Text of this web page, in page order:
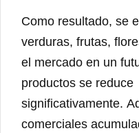
Como resultado, se
verduras, frutas,
el mercado en un
productos se reduce
significativamente.
comerciales